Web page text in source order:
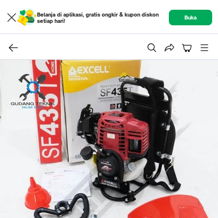
Belanja di aplikasi, gratis ongkir & kupon diskon
setiap hari!
Buka